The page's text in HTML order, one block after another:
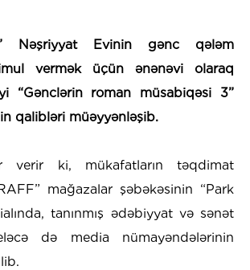
Nəşriyyat Evinin gənc qələm
vermək üçün ənənəvi olaraq
“Gənclərin roman müsabiqəsi 3”
qalibləri müəyyənləşib.
verir ki, mükafatların təqdimat
mağazalar şəbəkəsinin “Park
tanınmış ədəbiyyat və sənət
də media nümayəndələrinin